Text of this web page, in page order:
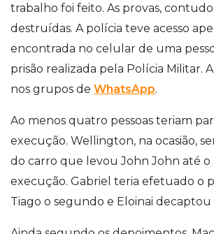
trabalho foi feito. As provas,
destruídas. A polícia teve acesso
encontrada no celular de uma
prisão realizada pela Polícia Militar.
nos grupos de WhatsApp.
Ao menos quatro pessoas teriam
execução. Wellington, na ocasião,
do carro que levou John John até o
execução. Gabriel teria efetuado o
Tiago o segundo e Eloinai decaptou